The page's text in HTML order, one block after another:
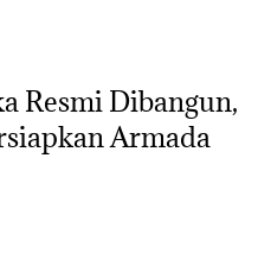
Resmi Dibangun,
Armada